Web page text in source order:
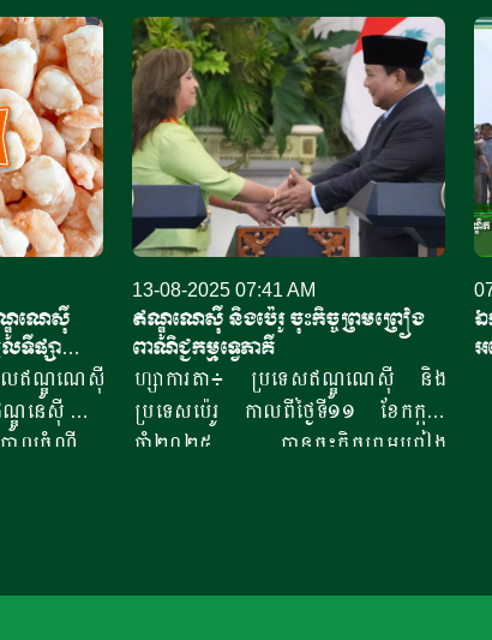
ណ្ឌូណេស៊ី​
ទីផ្សា
ាលឥណ្ឌូណេស៊ី
ឌូនេស៊ី បាន
ឋបាលចំណី
ាន់សហរដ្ឋ
រប់គ្រង និង
13-08-2025 07:41 AM
ឥណ្ឌូណេស៊ី និងប៉េរូ ចុះកិច្ចព្រមព្រៀង
ពាណិជ្ជកម្មទ្វេភាគី
ហ្សាការតា៖ ប្រទេសឥណ្ឌូណេស៊ី និង
ប្រទេសប៉េរូ កាលពីថ្ងៃទី១១ ខែកក្កដា
ឆ្នាំ២០២៥ បានចុះកិច្ចព្រមព្រៀង
ឯ
អ